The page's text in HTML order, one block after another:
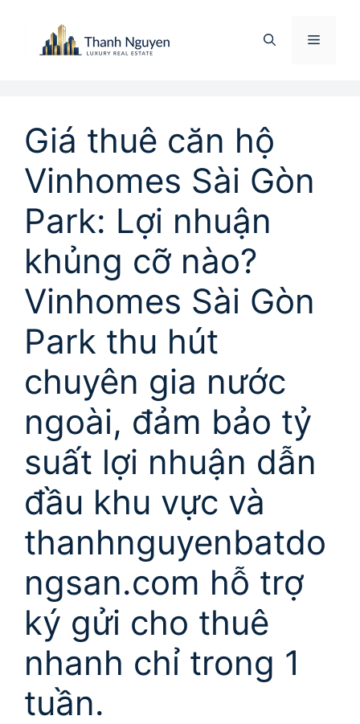
Menu
Giá thuê căn hộ
Vinhomes Sài Gòn
Park: Lợi nhuận
khủng cỡ nào?
Vinhomes Sài Gòn
Park thu hút
chuyên gia nước
ngoài, đảm bảo tỷ
suất lợi nhuận dẫn
đầu khu vực và
thanhnguyenbatdo
ngsan.com hỗ trợ
ký gửi cho thuê
nhanh chỉ trong 1
tuần.